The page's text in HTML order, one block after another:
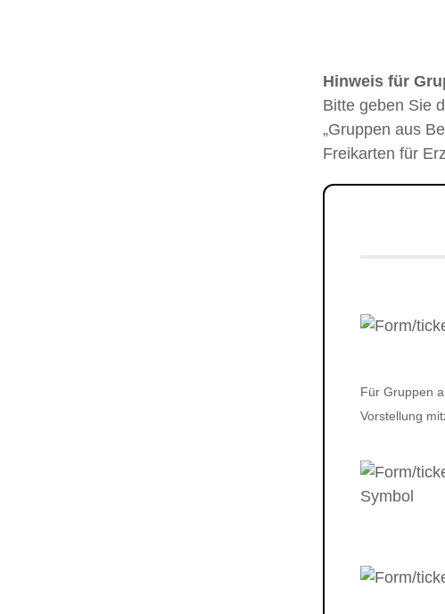
Hinweis für
Bitte geben Sie
„Gruppen aus
Freikarten für
Für Gruppen
Vorstellung